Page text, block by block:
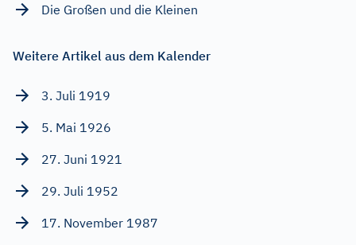
Die Großen und die Kleinen
Weitere Artikel aus dem Kalender
3. Juli 1919
5. Mai 1926
27. Juni 1921
29. Juli 1952
17. November 1987